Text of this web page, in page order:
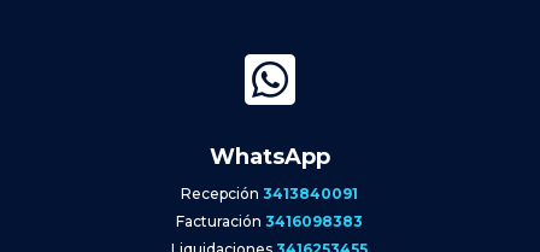

WhatsApp
Recepción3413840091
Facturación3416098383